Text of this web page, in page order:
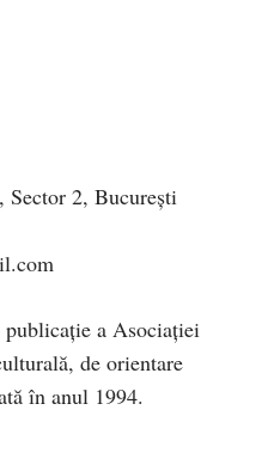
Sector 2, București
publicaţie a Asociaţiei
de orientare
în anul 1994.